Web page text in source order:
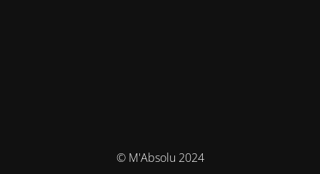
© M'Absolu 2024